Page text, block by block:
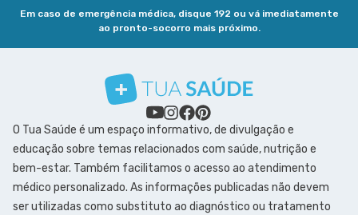
Em caso de emergência médica, disque 192 ou vá imediatamente
ao pronto-socorro mais próximo.
O Tua Saúde é um espaço informativo, de divulgação e
educação sobre temas relacionados com saúde, nutrição e
bem-estar. Também facilitamos o acesso ao atendimento
médico personalizado. As informações publicadas não devem
ser utilizadas como substituto ao diagnóstico ou tratamento